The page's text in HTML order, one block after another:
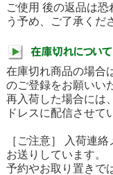
ご使用 後の返品は
う予め、ご了承くだ
在庫切れ商品の場合
のご登録をお願いい
再入荷した場合には
ドレスに配信させて
［ご注意］ 入荷連
お送りしています。
予約やお取り置きで